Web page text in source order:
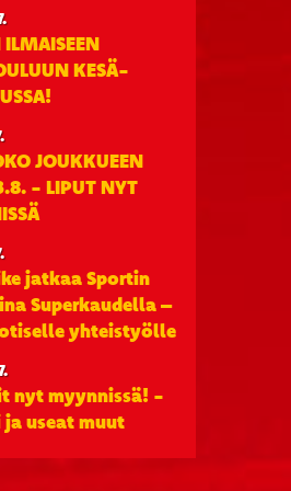
KESÄ-
JOUKKUEEN
- LIPUT NYT
jatkaa Sportin
Superkaudella –
yhteistyölle
nyt myynnissä! -
useat muut